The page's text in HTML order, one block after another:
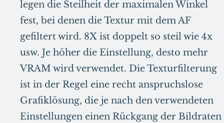
legen die Steilheit der maximalen Winkel
fest, bei denen die Textur mit dem AF
gefiltert wird. 8X ist doppelt so steil wie 4x
usw. Je höher die Einstellung, desto mehr
VRAM wird verwendet. Die Texturfilterung
ist in der Regel eine recht anspruchslose
Grafiklösung, die je nach den verwendeten
Einstellungen einen Rückgang der Bildraten